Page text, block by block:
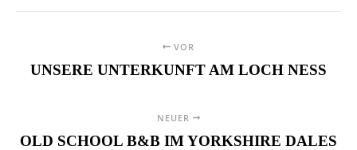
VOR
UNSERE UNTERKUNFT AM LOCH NESS
NEUER
OLD SCHOOL B&B IM YORKSHIRE DALES